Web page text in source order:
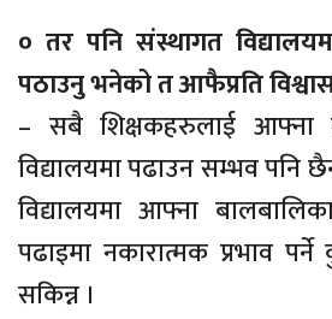
० तर पनि संस्थागत
पठाउनु भनेको त आफैप्रति
– सबै शिक्षकहरुलाई आफ्ना
विद्यालयमा पढाउन सम्भव
विद्यालयमा आफ्ना
पढाइमा नकारात्मक प्रभाव
सकिन्न ।